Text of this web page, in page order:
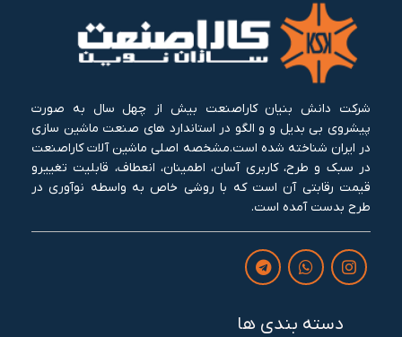
شرکت دانش بنیان کاراصنعت بیش از چهل سال به صورت
پیشروی بی بدیل و و الگو در استاندارد های صنعت ماشین سازی
در ایران شناخته شده است.مشخصه اصلی ماشین آلات کاراصنعت
در سبک و طرح، کاربری آسان، اطمینان، انعطاف، قابلیت تغییرو
قیمت رقابتی آن است که با روشی خاص به واسطه نوآوری در
طرح بدست آمده است.
دسته بندی ها